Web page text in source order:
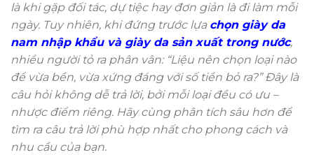
là khi gặp đối tác, dự tiệc hay đơn giản là đi làm mỗi
ngày. Tuy nhiên, khi đứng trước lựa chọn giày da
nam nhập khẩu và giày da sản xuất trong nước,
nhiều người tỏ ra phân vân: “Liệu nên chọn loại nào
để vừa bền, vừa xứng đáng với số tiền bỏ ra?” Đây là
câu hỏi không dễ trả lời, bởi mỗi loại đều có ưu –
nhược điểm riêng. Hãy cùng phân tích sâu hơn để
tìm ra câu trả lời phù hợp nhất cho phong cách và
nhu cầu của bạn.